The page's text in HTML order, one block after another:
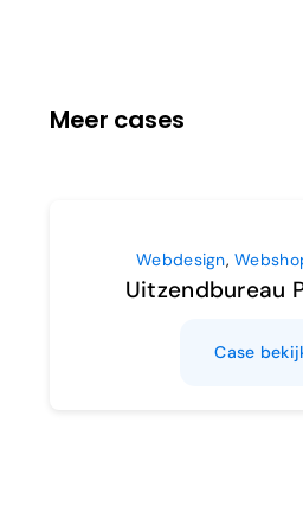
Meer cases
Webdesign,
Uitzendbureau
Case